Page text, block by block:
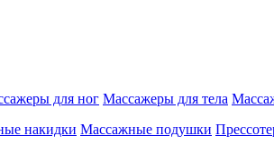
для ног Массажеры для тела
накидки Массажные подушки